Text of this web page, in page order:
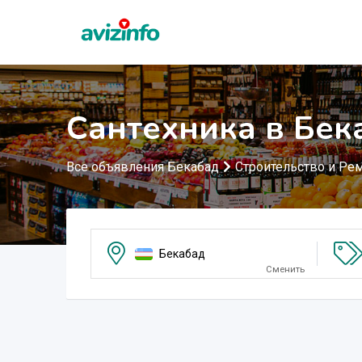
Сантехника в
Все объявления Бекабад Строительство и
Бекабад
Сменить